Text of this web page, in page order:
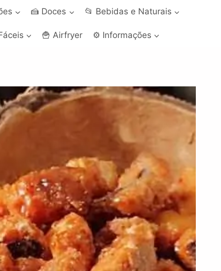
🍰 Doces 📂 Bebidas e Naturais
🍟 Airfryer ⚙️ Informações